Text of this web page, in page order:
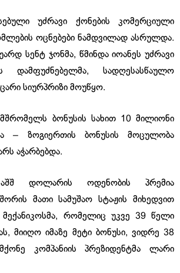
უძრავი ქონების კომერციული
ოცნებები ნამდვილად ასრულდა.
სენტ ჯონმა, წმინდა იოანეს უძრავი
დამფუძნებელმა, სადღესასწაულო
სიურპრიზი მოუწყო.
ბონუსის სახით 10 მილიონი
– ზოგიერთის ბონუსის მოცულობა
აჭარბებდა.
დოლარის ოდენობის პრემია
მათი სამუშაო სტაჟის მიხედვით
მექანიკოსმა, რომელიც უკვე 39 წელი
მიიღო იმაზე მეტი ბონუსი, ვიდრე 38
კომპანიის პრეზიდენტმა ლარი